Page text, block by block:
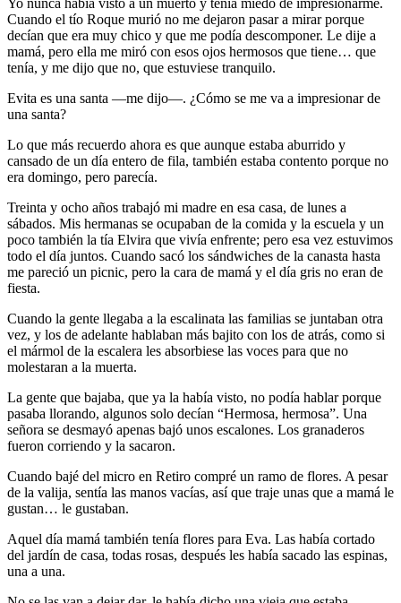
Cuando el tío Roque murió no me dejaron pasar a mirar porque
decían que era muy chico y que me podía descomponer. Le dije a
mamá, pero ella me miró con esos ojos hermosos que tiene… que
tenía, y me dijo que no, que estuviese tranquilo.
Evita es una santa —me dijo—. ¿Cómo se me va a impresionar de
una santa?
Lo que más recuerdo ahora es que aunque estaba aburrido y
cansado de un día entero de fila, también estaba contento porque no
era domingo, pero parecía.
Treinta y ocho años trabajó mi madre en esa casa, de lunes a
sábados. Mis hermanas se ocupaban de la comida y la escuela y un
poco también la tía Elvira que vivía enfrente; pero esa vez estuvimos
todo el día juntos. Cuando sacó los sándwiches de la canasta hasta
me pareció un picnic, pero la cara de mamá y el día gris no eran de
fiesta.
Cuando la gente llegaba a la escalinata las familias se juntaban otra
vez, y los de adelante hablaban más bajito con los de atrás, como si
el mármol de la escalera les absorbiese las voces para que no
molestaran a la muerta.
La gente que bajaba, que ya la había visto, no podía hablar porque
pasaba llorando, algunos solo decían “Hermosa, hermosa”. Una
señora se desmayó apenas bajó unos escalones. Los granaderos
fueron corriendo y la sacaron.
Cuando bajé del micro en Retiro compré un ramo de flores. A pesar
de la valija, sentía las manos vacías, así que traje unas que a mamá le
gustan… le gustaban.
Aquel día mamá también tenía flores para Eva. Las había cortado
del jardín de casa, todas rosas, después les había sacado las espinas,
una a una.